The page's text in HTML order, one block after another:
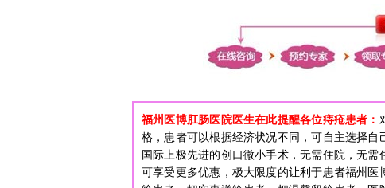
福州医博肛肠医院医生在此提醒各位痔疮患者：
格，患者可以根据经济状况不同，可自主选择
国际上极先进的创口微小手术，无需住院，无
可享受更多优惠，极大限度的让利于患者福州